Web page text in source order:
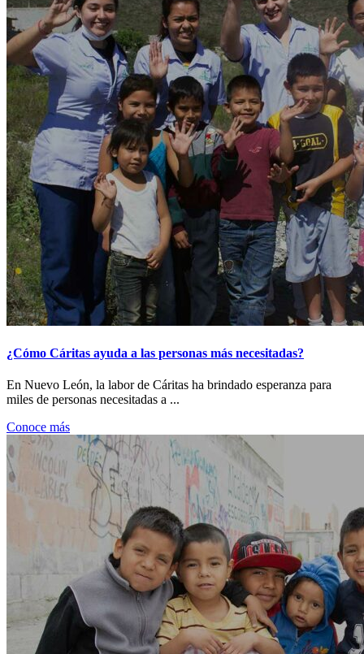
¿Cómo Cáritas ayuda a las personas más necesitadas?
En Nuevo León, la labor de Cáritas ha brindado esperanza para
miles de personas necesitadas a ...
Conoce más